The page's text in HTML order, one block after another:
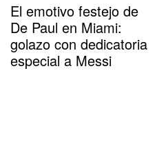
El emotivo festejo de
De Paul en Miami:
golazo con dedicatoria
especial a Messi